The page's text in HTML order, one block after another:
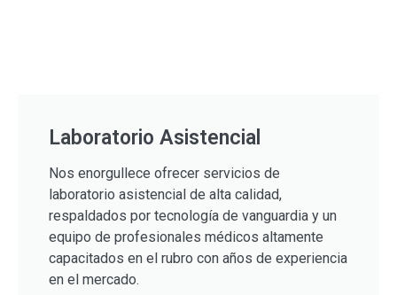
Laboratorio Asistencial
Nos enorgullece ofrecer servicios de
laboratorio asistencial de alta calidad,
respaldados por tecnología de vanguardia y un
equipo de profesionales médicos altamente
capacitados en el rubro con años de experiencia
en el mercado.